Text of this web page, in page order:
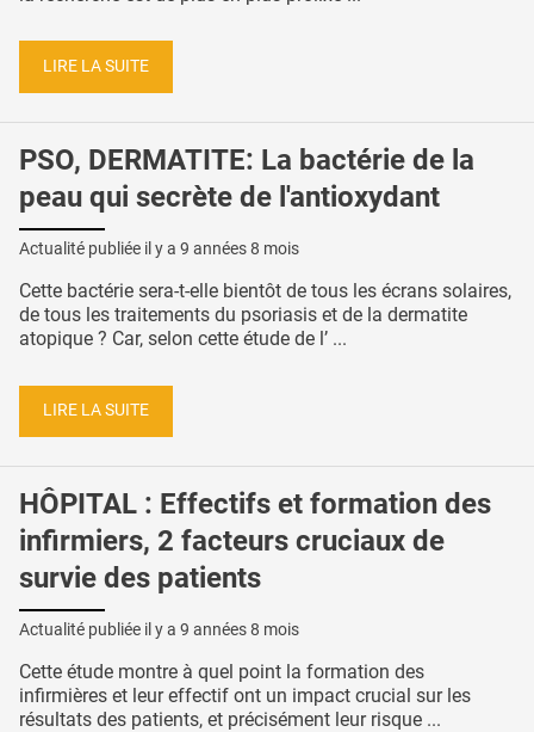
LIRE LA SUITE
PSO, DERMATITE: La bactérie de la
peau qui secrète de l'antioxydant
Actualité publiée il y a 9 années 8 mois
Cette bactérie sera-t-elle bientôt de tous les écrans solaires,
de tous les traitements du psoriasis et de la dermatite
atopique ? Car, selon cette étude de l’ ...
LIRE LA SUITE
HÔPITAL : Effectifs et formation des
infirmiers, 2 facteurs cruciaux de
survie des patients
Actualité publiée il y a 9 années 8 mois
Cette étude montre à quel point la formation des
infirmières et leur effectif ont un impact crucial sur les
résultats des patients, et précisément leur risque ...